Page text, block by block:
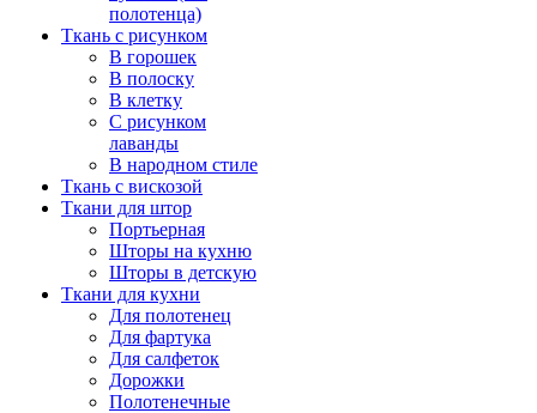
полотенца)
Ткань с рисунком
В горошек
В полоску
В клетку
С рисунком
лаванды
В народном стиле
Ткань с вискозой
Ткани для штор
Портьерная
Шторы на кухню
Шторы в детскую
Ткани для кухни
Для полотенец
Для фартука
Для салфеток
Дорожки
Полотенечные